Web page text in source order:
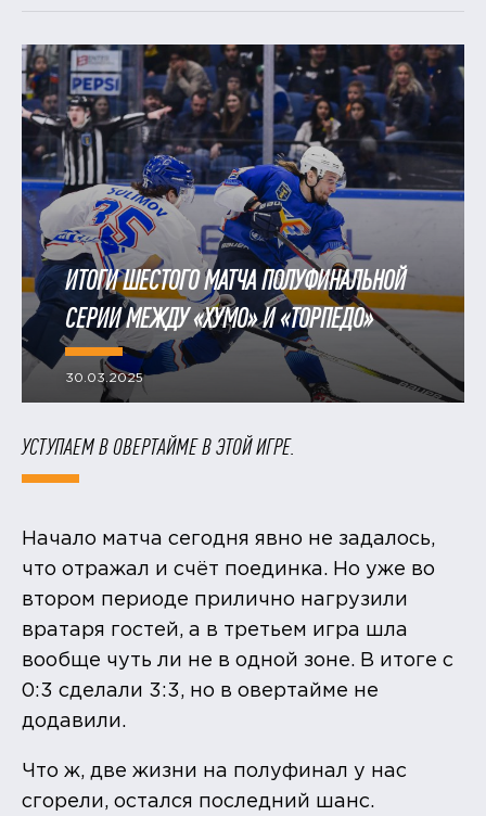
ИТОГИ ШЕСТОГО МАТЧА ПОЛУФИНАЛЬНОЙ
СЕРИИ МЕЖДУ «ХУМО» И «ТОРПЕДО»
30.03.2025
УСТУПАЕМ В ОВЕРТАЙМЕ В ЭТОЙ ИГРЕ.
Начало матча сегодня явно не задалось,
что отражал и счёт поединка. Но уже во
втором периоде прилично нагрузили
вратаря гостей, а в третьем игра шла
вообще чуть ли не в одной зоне. В итоге с
0:3 сделали 3:3, но в овертайме не
додавили.
Что ж, две жизни на полуфинал у нас
сгорели, остался последний шанс.